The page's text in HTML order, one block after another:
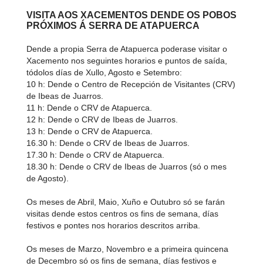
VISITA AOS XACEMENTOS DENDE OS POBOS
PRÓXIMOS Á SERRA DE ATAPUERCA
Dende a propia Serra de Atapuerca poderase visitar o
Xacemento nos seguintes horarios e puntos de saída,
tódolos días de Xullo, Agosto e Setembro:
10 h: Dende o Centro de Recepción de Visitantes (CRV)
de Ibeas de Juarros.
11 h: Dende o CRV de Atapuerca.
12 h: Dende o CRV de Ibeas de Juarros.
13 h: Dende o CRV de Atapuerca.
16.30 h: Dende o CRV de Ibeas de Juarros.
17.30 h: Dende o CRV de Atapuerca.
18.30 h: Dende o CRV de Ibeas de Juarros (só o mes
de Agosto).
Os meses de Abril, Maio, Xuño e Outubro só se farán
visitas dende estos centros os fins de semana, días
festivos e pontes nos horarios descritos arriba.
Os meses de Marzo, Novembro e a primeira quincena
de Decembro só os fins de semana, días festivos e